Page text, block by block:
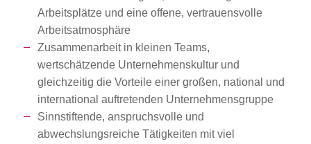
Arbeitsplätze und eine offene, vertrauensvolle
Arbeitsatmosphäre
Zusammenarbeit in kleinen Teams,
wertschätzende Unternehmenskultur und
gleichzeitig die Vorteile einer großen, national und
international auftretenden Unternehmensgruppe
Sinnstiftende, anspruchsvolle und
abwechslungsreiche Tätigkeiten mit viel